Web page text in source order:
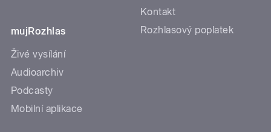
mujRozhlas
Živé vysílání
Audioarchiv
Podcasty
Mobilní aplikace
Kontakt
Rozhlasový poplatek